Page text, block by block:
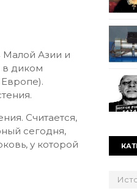
Малой Азии и
в диком
Считается,
сегодня,
у которой